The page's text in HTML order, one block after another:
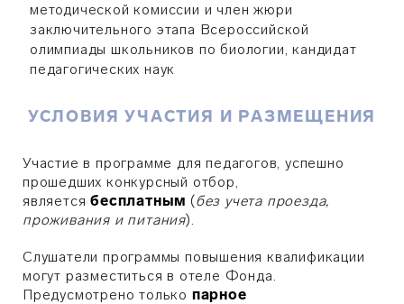
методической комиссии и член жюри
заключительного этапа Всероссийской
олимпиады школьников по биологии, кандидат
педагогических наук
УСЛОВИЯ УЧАСТИЯ И РАЗМЕЩЕНИЯ
Участие в программе для педагогов, успешно
прошедших конкурсный отбор,
являетсябесплатным (без учета проезда,
проживания и питания).
Слушатели программы повышения квалификации
могут разместиться в отеле Фонда.
Предусмотрено только парное